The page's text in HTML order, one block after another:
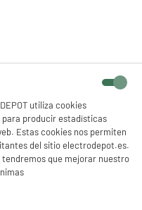
HDR10 Q27G42ZE
utiliza cookies
producir estadísticas
Estas cookies nos permiten
del sitio electrodepot.es.
que mejorar nuestro